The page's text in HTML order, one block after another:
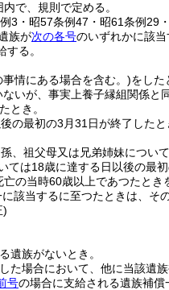
で、規則で定める。
3・昭57条例47・昭61条例29
族が次の各号のいずれかに該当
る。
情にある場合を含む。)をした
いが、事実上養子縁組関係と
とき。
の最初の3月31日が終了したと
、祖父母又は兄弟姉妹につい
ては18歳に達する日以後の最
の当時60歳以上であつたとき
該当するに至つたときは、そ
)
遺族がないとき。
た場合において、他に当該遺
号の場合に支給される遺族補償